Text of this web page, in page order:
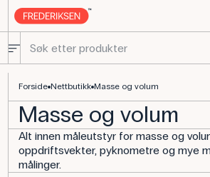
Forside Nettbutikk Masse og volum
Masse og volum
Alt innen måleutstyr for masse og
oppdriftsvekter, pyknometre og mye
målinger.